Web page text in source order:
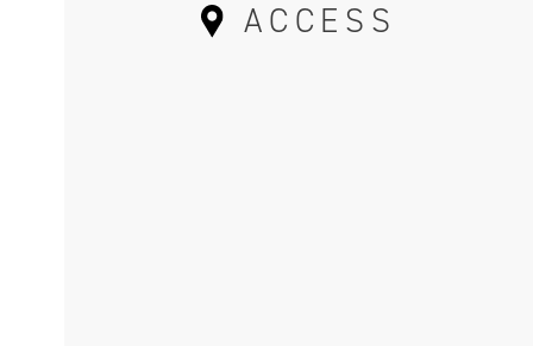
ACCESS